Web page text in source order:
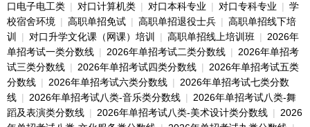
口电子电工类 | 对口计算机类 | 对口本科专业 | 对口专科专业 | 学
校宿舍环境 | 高职单招免试 | 高职单招退役士兵 | 高职单招线下培
训
| 对口升学文化课（网课）培训 | 高职单招线上培训班 | 2026年
单招考试一类分数线 | 2026年单招考试二类分数线 | 2026年单招考
试三类分数线 | 2026年单招考试四类分数线 | 2026年单招考试五类
分数线 | 2026年单招考试六类分数线 | 2026年单招考试七类分数
线 | 2026年单招考试八类-音乐类分数线 | 2026年单招考试八类-舞
蹈及表演类分数线 | 2026年单招考试八类-美术设计类分数线 | 2026